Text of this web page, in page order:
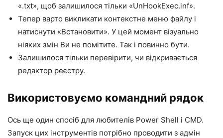
«.txt», щоб залишилося тільки «UnHookExec.inf».
Тепер варто викликати контекстне меню файлу і
натиснути «Встановити». У цей момент візуально
ніяких змін Ви не помітите. Так і повинно бути.
Залишилося тільки перевірити, чи відкривається
редактор реєстру.
Використовуємо командний рядок
Ось ще один спосіб для любителів Power Shell і CMD.
Запуск цих інструментів потрібно проводити з адмін